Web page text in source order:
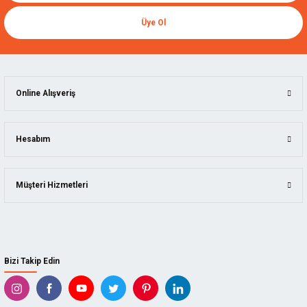
Üye Ol
Bizi Takip Edin
Online Alışveriş
Hesabım
Müşteri Hizmetleri